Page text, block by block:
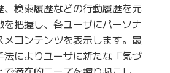
検索履歴などの行動履歴を元
を把握し、各ユーザにパーソナ
メコンテンツを表示します。最
法によりユーザに新たな「気づ